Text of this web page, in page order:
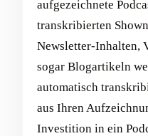
aufgezeichnete
transkribierten
Newsletter-Inhalten,
sogar Blogartikeln
automatisch
aus Ihren
Investition in ein